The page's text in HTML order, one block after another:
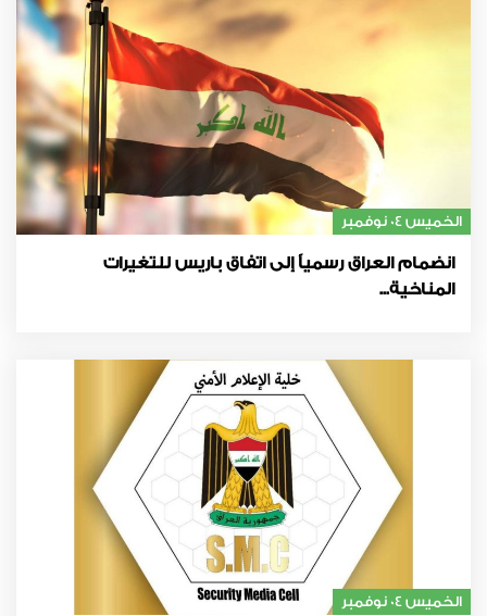
الخميس 04 نوفمبر
انضمام العراق رسمياً إلى اتفاق باريس للتغيرات
المناخية...
الخميس 04 نوفمبر